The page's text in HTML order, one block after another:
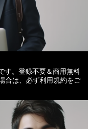
す。登録不要＆商用無料
合は、必ず利用規約をご